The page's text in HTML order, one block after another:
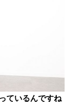
ているんですね